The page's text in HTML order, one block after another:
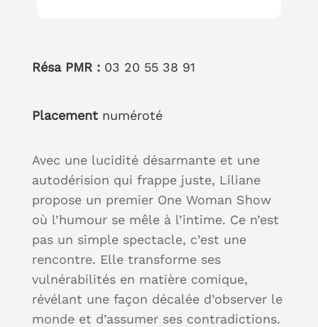
Résa PMR : 03 20 55 38 91
Placement numéroté
Avec une lucidité désarmante et une
autodérision qui frappe juste, Liliane
propose un premier One Woman Show
où l’humour se mêle à l’intime. Ce n’est
pas un simple spectacle, c’est une
rencontre. Elle transforme ses
vulnérabilités en matière comique,
révélant une façon décalée d’observer le
monde et d’assumer ses contradictions.